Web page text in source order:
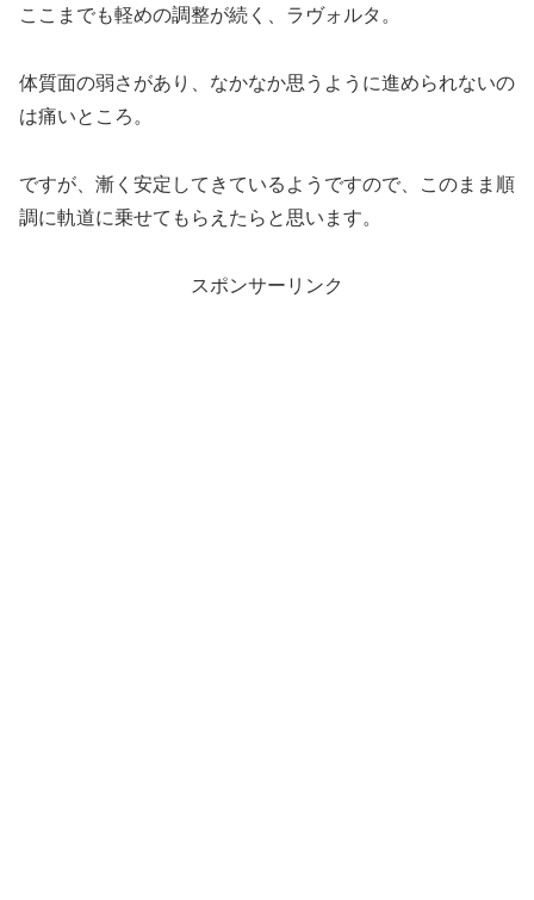
ここまでも軽めの調整が続く、ラヴォルタ。
体質面の弱さがあり、なかなか思うように進められないの
は痛いところ。
ですが、漸く安定してきているようですので、このまま順
調に軌道に乗せてもらえたらと思います。
スポンサーリンク